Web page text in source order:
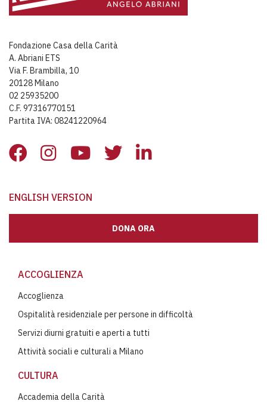
Fondazione Casa della Carità
A. Abriani ETS
Via F. Brambilla, 10
20128 Milano
02 25935200
C.F. 97316770151
Partita IVA: 08241220964
ENGLISH VERSION
DONA ORA
ACCOGLIENZA
Accoglienza
Ospitalità residenziale per persone in difficoltà
Servizi diurni gratuiti e aperti a tutti
Attività sociali e culturali a Milano
CULTURA
Accademia della Carità